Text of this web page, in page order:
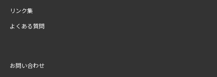
リンク集
よくある質問
お問い合わせ